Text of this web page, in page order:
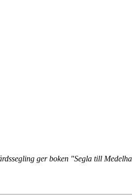
ger boken "Segla till